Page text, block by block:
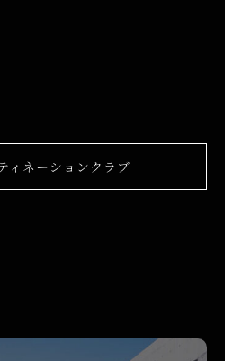
ィネーションクラブ